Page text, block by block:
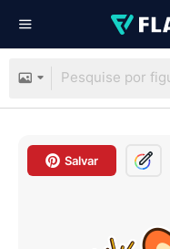
Salvar